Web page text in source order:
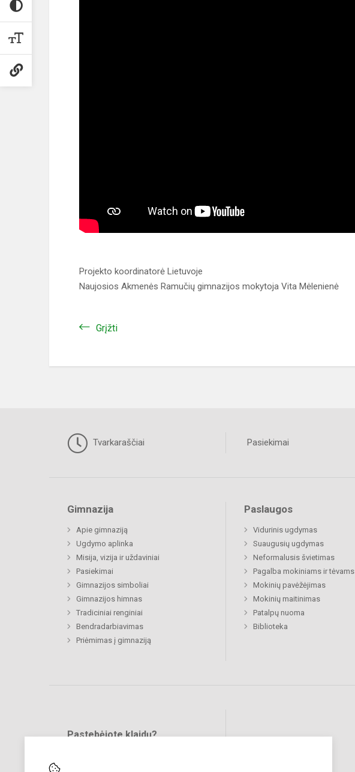
Projekto koordinatorė Lietuvoje
Naujosios Akmenės Ramučių gimnazijos mokytoja Vita Mėlenienė
Grįžti
Tvarkaraščiai Pasiekimai
Gimnazija
Apie gimnaziją
Ugdymo aplinka
Misija, vizija ir uždaviniai
Pasiekimai
Gimnazijos simboliai
Gimnazijos himnas
Tradiciniai renginiai
Bendradarbiavimas
Priėmimas į gimnaziją
Paslaugos
Vidurinis ugdymas
Suaugusių ugdymas
Neformalusis švietimas
Pagalba mokiniams ir tėvams
Mokinių pavėžėjimas
Mokinių maitinimas
Patalpų nuoma
Biblioteka
Pastebėjote klaidų?